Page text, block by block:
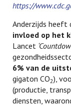
https://
Anderzijds heeft
invloed op het
Lancet
6% van de
gigaton CO2),
(productie,
diensten,